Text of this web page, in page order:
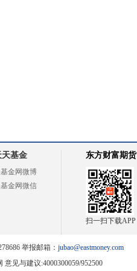
天基金
金网微博
金网微信
东方财富期货
扫一扫下载APP
举报邮箱： jubao@eastmoney.com
意见与建议:4000300059/952500